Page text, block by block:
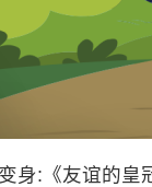
身:《友谊的皇